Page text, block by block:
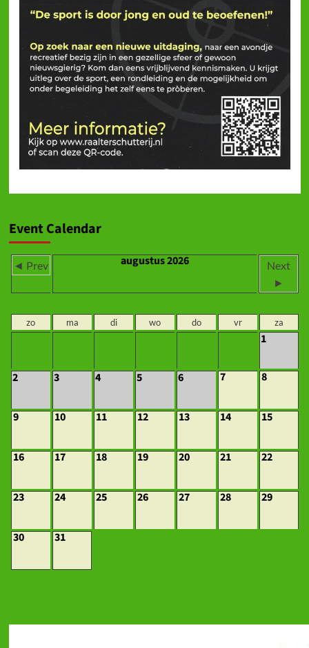
Event Calendar
◄ Prev augustus 2026
Next
►
zo ma di wo do vr za
1
2 3 4 5 6 7 8
9 10 11 12 13 14 15
16 17 18 19 20 21 22
23 24 25 26 27 28 29
30 31